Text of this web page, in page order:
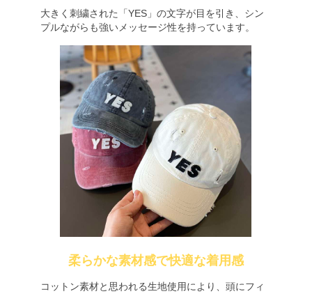
大きく刺繍された「YES」の文字が目を引き、シン
プルながらも強いメッセージ性を持っています。
柔らかな素材感で快適な着用感
コットン素材と思われる生地使用により、頭にフィ